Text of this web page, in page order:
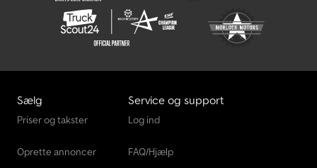
Sælg
Priser og takster
Oprette annoncer
Service og support
Log ind
FAQ/Hjælp